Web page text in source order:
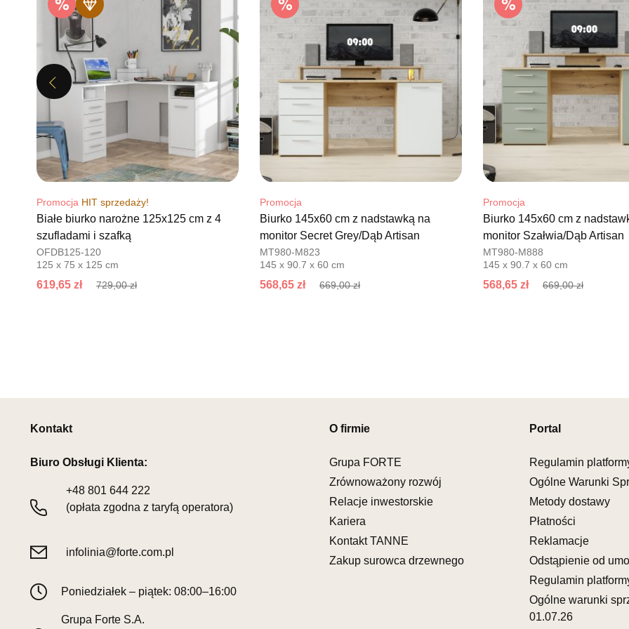
Adres e-
Godziny
Pn-Pt:
SALON
Salon
UL.PLAC
76-200
Nr tel.
Godziny
SALON
Salon
66-600
Adres e-
Pn-Pt:
Salon
83-340
Adres e-
Previous
Promocja HIT sprzedaży!
Białe biurko narożne 125x125 cm z 4
szufladami i szafką
OFDB125-120
125 x 75 x 125 cm
619,65 zł 729,00 zł
Promocja
Biurko 145x60 cm z nadstawką na
monitor Secret Grey/Dąb Artisan
MT980-M823
145 x 90.7 x 60 cm
568,65 zł 669,00 zł
Promocja
Biurko 145x60 cm z
monitor Szałwia/Dąb Artisan
MT980-M888
145 x 90.7 x 60 cm
568,65 zł 669,00 zł
Kontakt
Biuro Obsługi Klienta:
+48 801 644 222
(opłata zgodna z taryfą operatora)
infolinia@forte.com.pl
Poniedziałek – piątek: 08:00–16:00
Grupa Forte S.A.
O firmie
Grupa FORTE
Zrównoważony rozwój
Relacje inwestorskie
Kariera
Kontakt TANNE
Zakup surowca drzewnego
Portal
Regulamin
Ogólne Warunki
Metody dostawy
Płatności
Reklamacje
Odstąpienie od
Regulamin
Ogólne warunki
01.07.26